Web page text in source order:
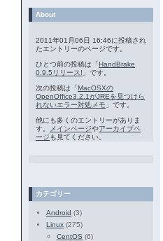
About
2011年01月06日 16:46に投稿され
たエントリーのページです。
ひとつ前の投稿は「HandBrake
0.9.5リリース! 」です。
次の投稿は「MacOSXの
OpenOffice3.2.1がJREを見つけら
れないエラー対処メモ 」です。
他にも多くのエントリーがありま
す。
メインページやアーカイブペ
ージ も見てください。
カテゴリー
Android (3)
Linux (275)
CentOS (6)